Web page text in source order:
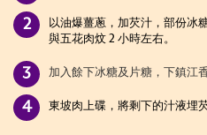
以油爆薑蔥 ，加芡汁，部份冰
與五花肉炆 2 小時左右。
加入餘下冰糖及片糖 ，下鎮江
東坡肉上碟 ，將剩下的汁液埋